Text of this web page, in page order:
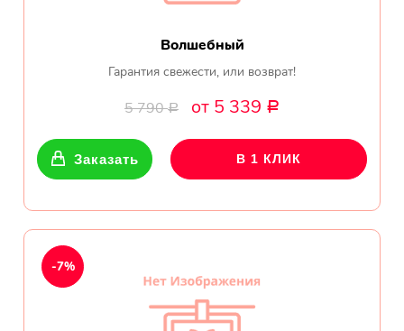
Волшебный
Гарантия свежести, или возврат!
5 790Р от 5 339 Р
Заказать В 1 КЛИК
-7%